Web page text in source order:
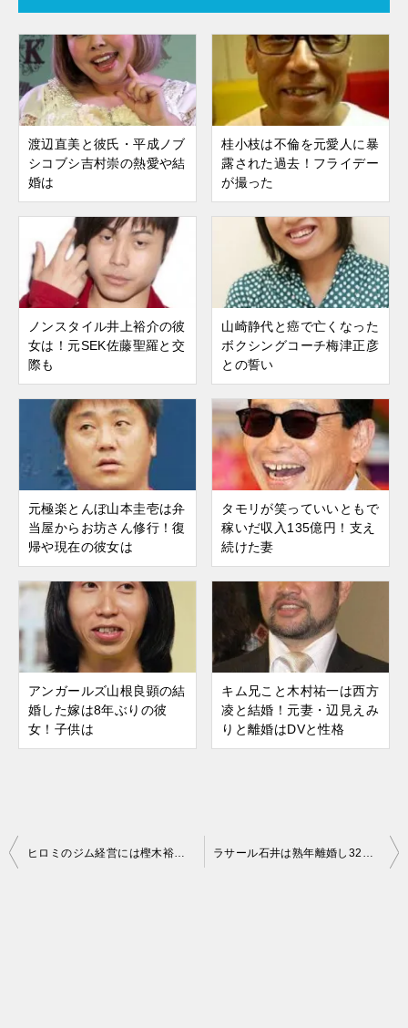
渡辺直美と彼氏・平成ノブ
シコブシ吉村崇の熱愛や結
婚は
桂小枝は不倫を元愛人に暴
露された過去！フライデー
が撮った
ノンスタイル井上裕介の彼
女は！元SEK佐藤聖羅と交
際も
山崎静代と癌で亡くなった
ボクシングコーチ梅津正彦
との誓い
元極楽とんぼ山本圭壱は弁
当屋からお坊さん修行！復
帰や現在の彼女は
タモリが笑っていいともで
稼いだ収入135億円！支え
続けた妻
アンガールズ山根良顕の結
婚した嫁は8年ぶりの彼
女！子供は
キム兄こと木村祐一は西方
凌と結婚！元妻・辺見えみ
りと離婚はDVと性格
投
ヒロミのジム経営には樫木裕実と不倫報道も！妻・松本伊代は ラサール石井は熟年離婚し32歳年下の嫁と再婚！結婚生活は